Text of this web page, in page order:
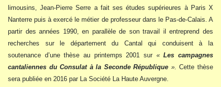
limousins, Jean-Pierre Serre a fait ses études supérieures à Paris X
Nanterre puis à exercé le métier de professeur dans le Pas-de-Calais. A
partir des années 1990, en parallèle de son travail il entreprend des
recherches sur le département du Cantal qui conduisent à la
soutenance d’une thèse au printemps 2001 sur «Les campagnes
cantaliennes du Consulat à la Seconde République ».Cette thèse
sera publiée en 2016 par La Société La Haute Auvergne.